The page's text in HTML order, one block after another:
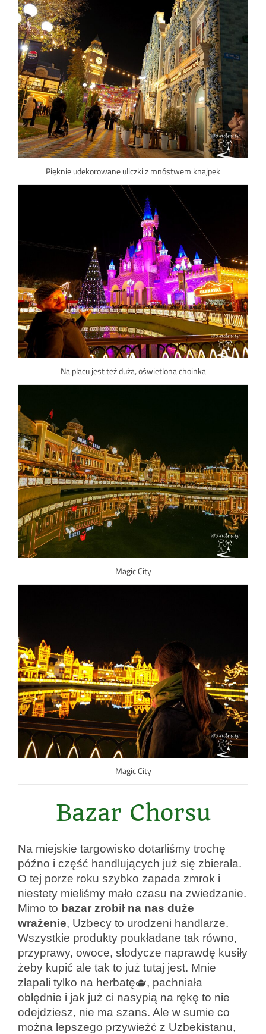
Pięknie udekorowane uliczki z mnóstwem knajpek
Na placu jest też duża, oświetlona choinka
Magic City
Magic City
Bazar Chorsu
Na miejskie targowisko dotarliśmy trochę
późno i część handlujących już się zbierała.
O tej porze roku szybko zapada zmrok i
niestety mieliśmy mało czasu na zwiedzanie.
Mimo to bazar zrobił na nas duże
wrażenie, Uzbecy to urodzeni handlarze.
Wszystkie produkty poukładane tak równo,
przyprawy, owoce, słodycze naprawdę kusiły
żeby kupić ale tak to już tutaj jest. Mnie
złapali tylko na herbatę🫖, pachniała
obłędnie i jak już ci nasypią na rękę to nie
odejdziesz, nie ma szans. Ale w sumie co
można lepszego przywieźć z Uzbekistanu,